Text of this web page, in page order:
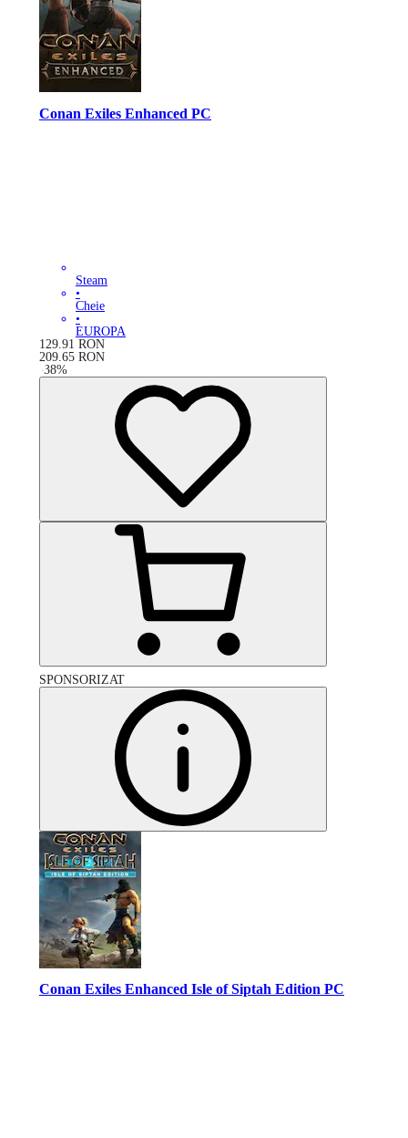
Conan Exiles Enhanced PC
Steam
•
Cheie
•
EUROPA
129.91 RON
209.65 RON
-38%
SPONSORIZAT
Conan Exiles Enhanced Isle of Siptah Edition PC